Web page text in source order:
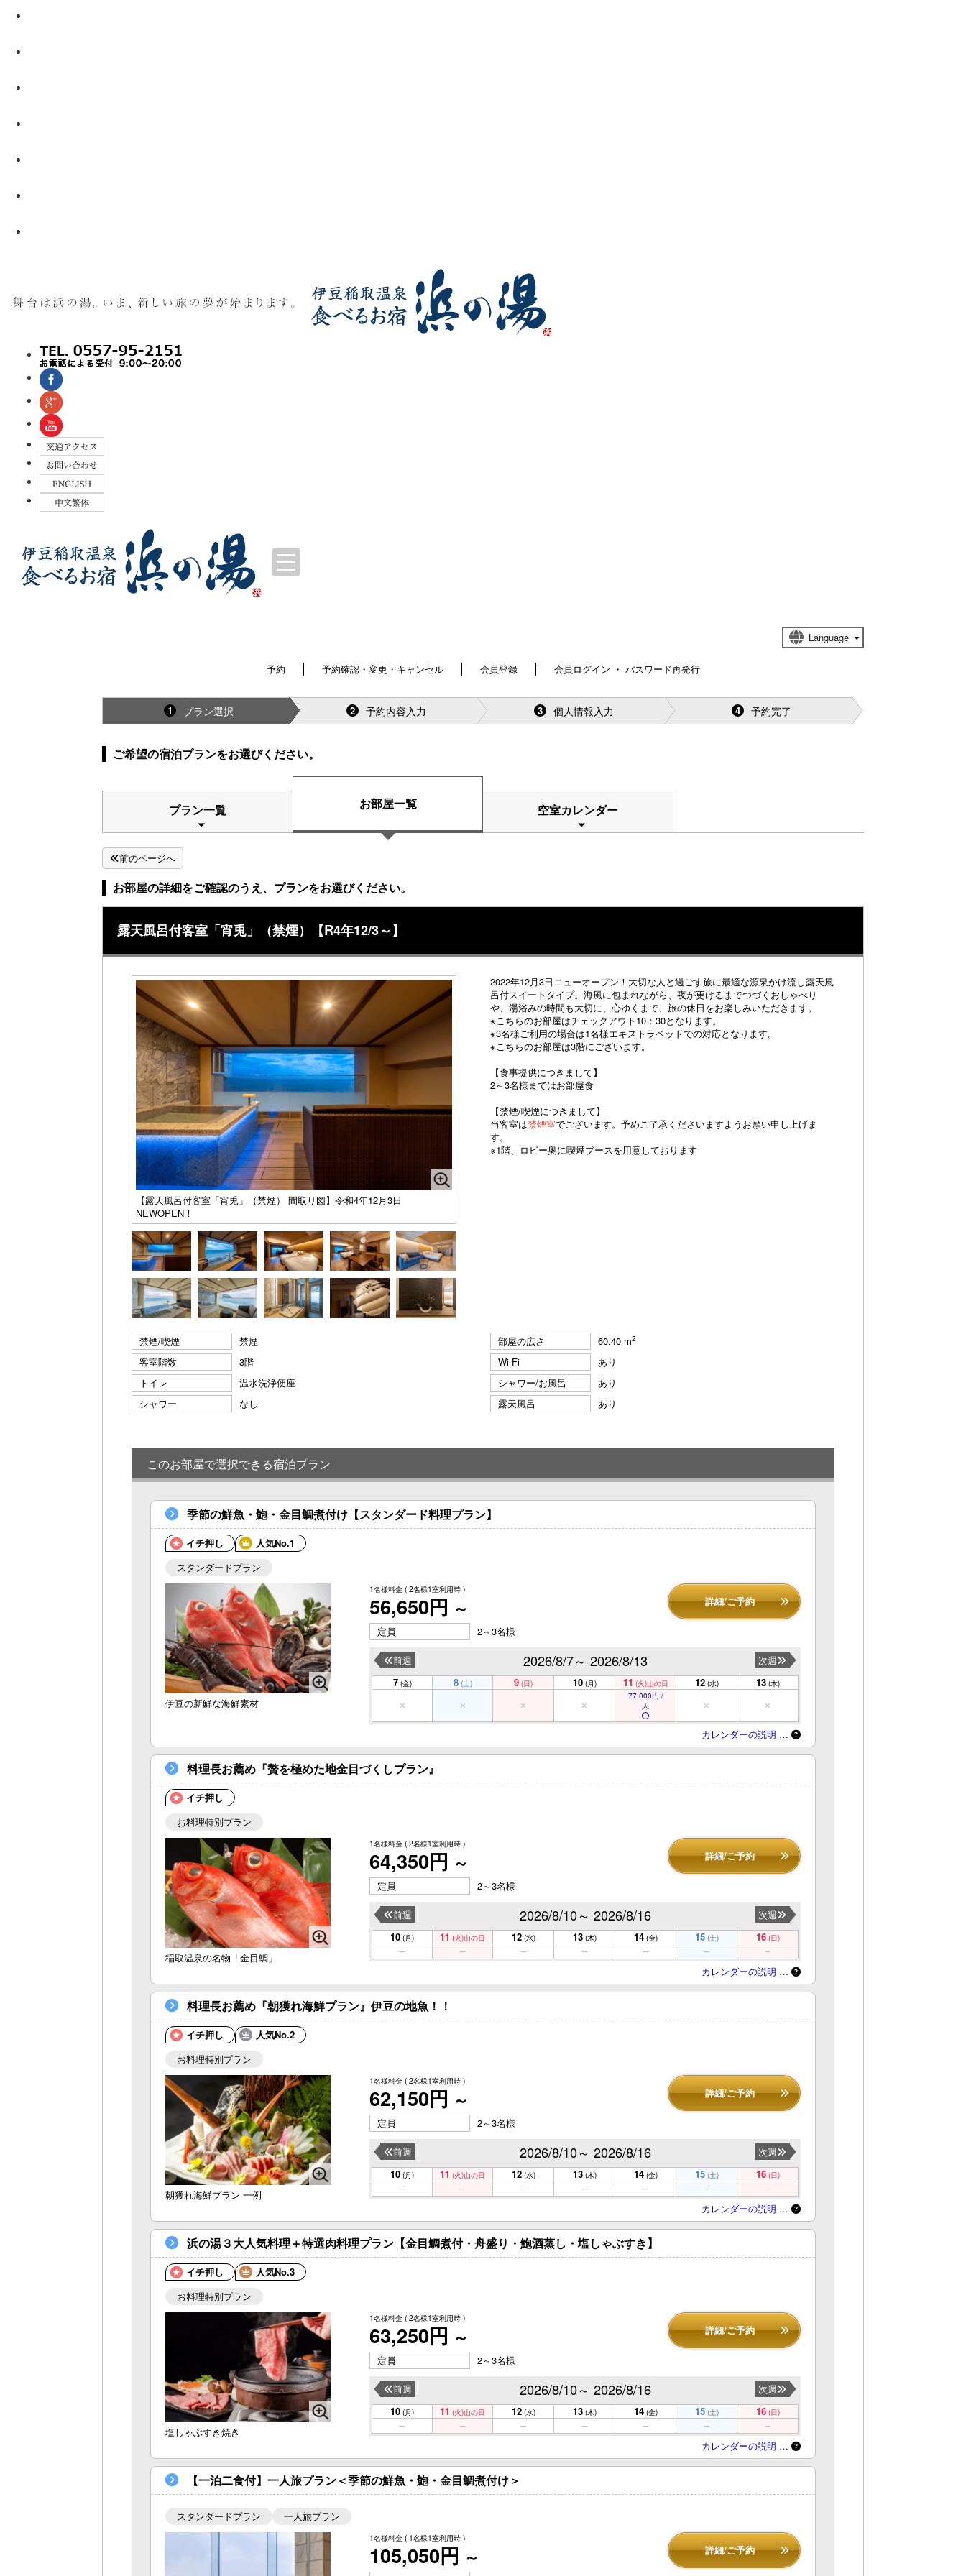
予約 予約確認・変更・キャンセル 会員登録 会員ログイン ・ パスワード再発行
1 プラン選択 2 予約内容入力 3 個人情報入力 4 予約完了
ご希望の宿泊プランをお選びください。
プラン一覧 お部屋一覧 空室カレンダー
前のページへ
お部屋の詳細をご確認のうえ、プランをお選びください。
露天風呂付客室「宵兎」（禁煙）【R4年12/3～】
【露天風呂付客室「宵兎」（禁煙） 間取り図】令和4年12月3日
NEWOPEN！
2022年12月3日ニューオープン！大切な人と過ごす旅に最適な源泉かけ流し露天風
呂付スイートタイプ。 海風に包まれながら、夜が更けるまでつづくおしゃべり
や、湯浴みの時間も大切に、心ゆくまで、旅の休日をお楽しみいただきます。
※こちらのお部屋はチェックアウト10：30となります。
※3名様ご利用の場合は1名様エキストラベッドでの対応となります。
※こちらのお部屋は3階にございます。
【食事提供につきまして】
2～3名様まではお部屋食
【禁煙/喫煙につきまして】
当客室は禁煙室でございます。予めご了承くださいますようお願い申し上げま
す。
※1階、ロビー奥に喫煙ブースを用意しております
禁煙/喫煙 禁煙 部屋の広さ 60.40 m2
客室階数 3階 Wi-Fi
あり
トイレ
温水洗浄便座 シャワー/お風呂
あり
シャワー
なし 露天風呂 あり
このお部屋で選択できる宿泊プラン
季節の鮮魚・鮑・金目鯛煮付け【スタンダード料理プラン】
イチ押し
人気No.1
スタンダードプラン
伊豆の新鮮な海鮮素材
1名様料金 ( 2名様1室利用時 )
56,650円 ～ 詳細/ご予約
定員 2～3名様
2026/8/7～ 2026/8/13
前週
次週
7 (金) 8 (土) 9 (日) 10 (月) 11 (火)山の日 12 (水) 13 (木)
77,000円 /
人
カレンダーの説明 …
料理長お薦め『贅を極めた地金目づくしプラン』
イチ押し
お料理特別プラン
稲取温泉の名物「金目鯛」
1名様料金 ( 2名様1室利用時 )
64,350円 ～ 詳細/ご予約
定員 2～3名様
2026/8/10～ 2026/8/16
前週
次週
10 (月) 11 (火)山の日 12 (水) 13 (木) 14 (金) 15 (土) 16 (日)
カレンダーの説明 …
料理長お薦め『朝獲れ海鮮プラン』伊豆の地魚！！
イチ押し
人気No.2
お料理特別プラン
朝獲れ海鮮プラン 一例
1名様料金 ( 2名様1室利用時 )
62,150円 ～ 詳細/ご予約
定員 2～3名様
2026/8/10～ 2026/8/16
前週
次週
10 (月) 11 (火)山の日 12 (水) 13 (木) 14 (金) 15 (土) 16 (日)
カレンダーの説明 …
浜の湯３大人気料理＋特選肉料理プラン【金目鯛煮付・舟盛り・鮑酒蒸し・塩しゃぶすき】
イチ押し
人気No.3
お料理特別プラン
塩しゃぶすき焼き
1名様料金 ( 2名様1室利用時 )
63,250円 ～ 詳細/ご予約
定員 2～3名様
2026/8/10～ 2026/8/16
前週
次週
10 (月) 11 (火)山の日 12 (水) 13 (木) 14 (金) 15 (土) 16 (日)
カレンダーの説明 …
【一泊二食付】一人旅プラン＜季節の鮮魚・鮑・金目鯛煮付け＞
スタンダードプラン 一人旅プラン
1名様料金 ( 1名様1室利用時 )
105,050円 ～ 詳細/ご予約